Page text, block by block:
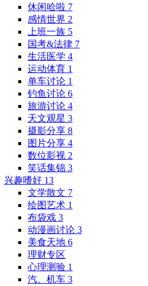
休闲哈啦 7
感情世界 2
上班一族 5
国考&法律 7
生活医学 4
运动体育 1
单车讨论 1
钓鱼讨论 6
旅游讨论 4
天文观星 3
摄影分享 8
图片分享 4
数位影视 2
笑话集锦 3
兴趣嗜好 13
文学散文 7
绘图艺术 1
布袋戏 3
动漫画讨论 3
美食天地 6
理财专区
心理测验 1
汽、机车 3